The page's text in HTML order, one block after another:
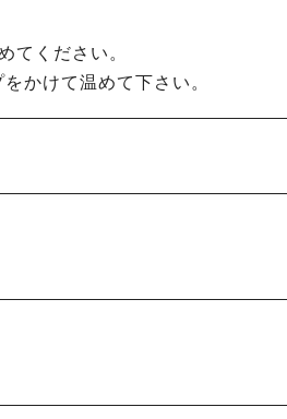
てください。
かけて温めて下さい。